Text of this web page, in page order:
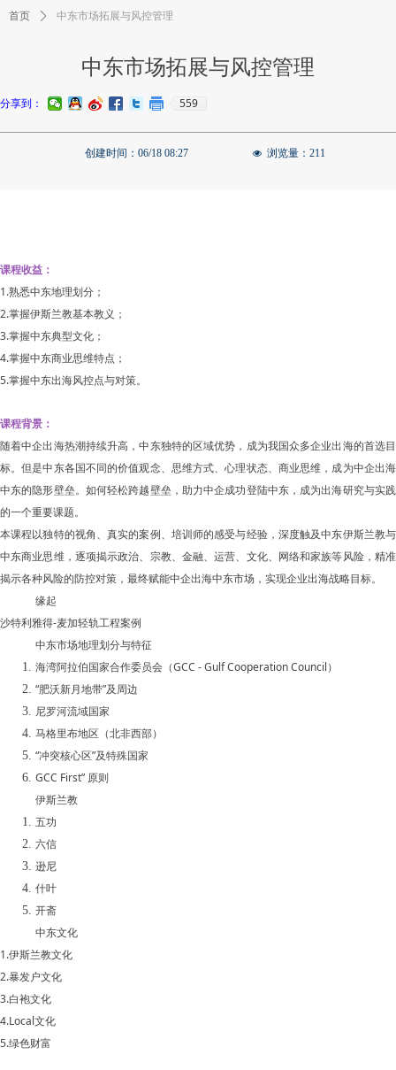
中东市场拓展与风控管理
首页 ꄲ 中东市场拓展与风控管理
分享到： 559
넶 浏览量： 211
创建时间： 06/18 08:27
课程收益：
1.熟悉中东地理划分；
2.掌握伊斯兰教基本教义；
3.掌握中东典型文化；
4.掌握中东商业思维特点；
5.掌握中东出海风控点与对策。
课程背景：
随着中企出海热潮持续升高，中东独特的区域优势，成为我国众多企业出海的首选目
标。但是中东各国不同的价值观念、思维方式、心理状态、商业思维，成为中企出海
中东的隐形壁垒。如何轻松跨越壁垒，助力中企成功登陆中东，成为出海研究与实践
的一个重要课题。
本课程以独特的视角、真实的案例、培训师的感受与经验，深度触及中东伊斯兰教与
中东商业思维，逐项揭示政治、宗教、金融、运营、文化、网络和家族等风险，精准
揭示各种风险的防控对策，最终赋能中企出海中东市场，实现企业出海战略目标。
缘起
沙特利雅得-麦加轻轨工程案例
中东市场地理划分与特征
海湾阿拉伯国家合作委员会（GCC - Gulf Cooperation Council）
“肥沃新月地带”及周边
尼罗河流域国家
马格里布地区（北非西部）
“冲突核心区”及特殊国家
GCC First” 原则
伊斯兰教
五功
六信
逊尼
什叶
开斋
中东文化
1.伊斯兰教文化
2.暴发户文化
3.白袍文化
4.Local文化
5.绿色财富